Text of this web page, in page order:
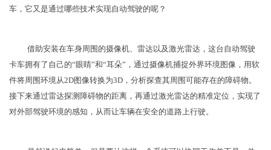
车，它又是通过哪些技术实现自动驾驶的呢？
​借助安装在车身周围的摄像机、雷达以及激光雷达，这台自动驾驶
卡车拥有了自己的“眼睛”和“耳朵”，通过摄像机捕捉外界环境图像，用软
件将周围环境从2D图像转换为3D，分析探查其周围可能存在的障碍物。
接下来通过雷达探测障碍物的距离，再通过激光雷达的精准定位，实现了
对外部驾驶环境的感知，从而让车辆在安全的道路上行驶。